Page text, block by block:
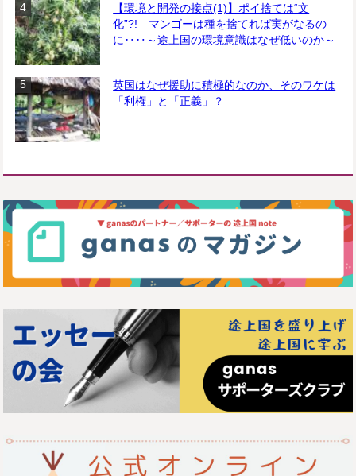
【環境と開発の接点(1)】ポイ捨ては“文
化”?! マンゴーは種を捨てれば実がなるの
に‥‥～途上国の環境意識はなぜ低いのか～
英国はなぜ援助に積極的なのか、そのワケは
「利権」と「正義」？